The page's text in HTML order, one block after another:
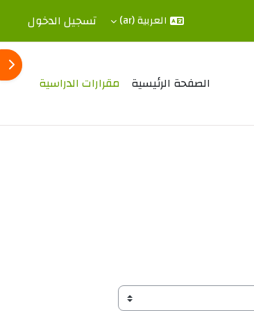
العربية ‎(ar)‎ تسجيل الدخول
الصفحة الرئيسية مقرارات الدراسية